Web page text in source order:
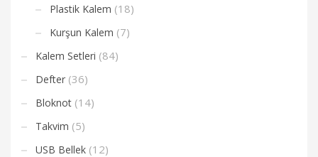
Plastik Kalem (18)
Kurşun Kalem (7)
Kalem Setleri (84)
Defter (36)
Bloknot (14)
Takvim (5)
USB Bellek (12)